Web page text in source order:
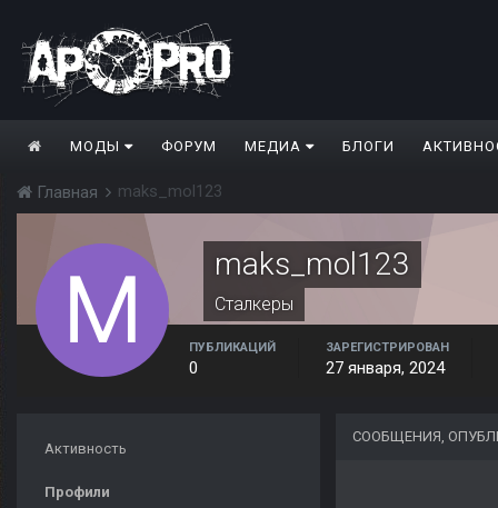
МОДЫ ФОРУМ МЕДИА БЛОГИ
Главная maks_mol123
maks_mol123
Сталкеры
ПУБЛИКАЦИЙ
0
ЗАРЕГИСТРИРОВАН
27 января, 2024
Активность
Профили
СООБЩЕНИЯ,